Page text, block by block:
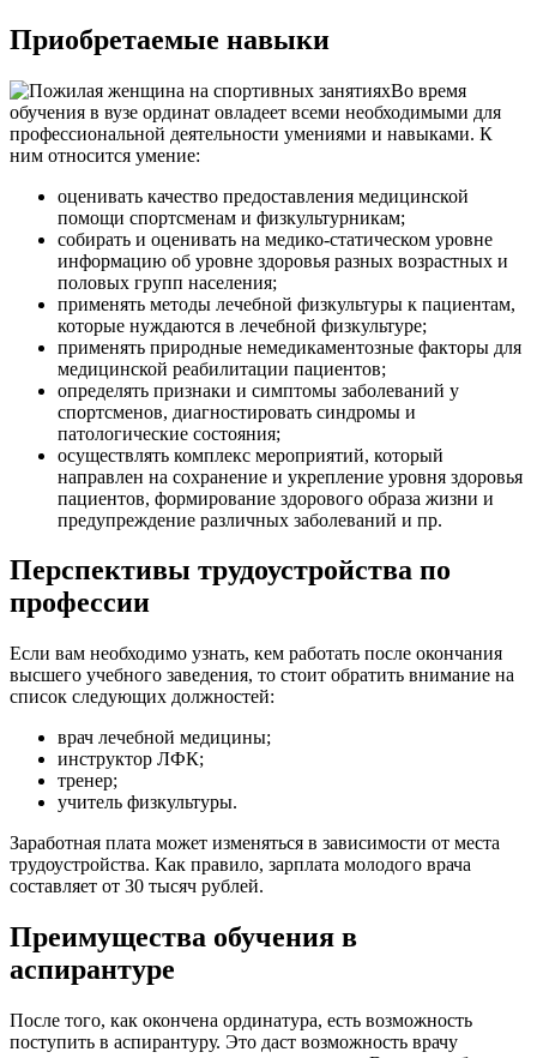
Приобретаемые навыки
Во время
обучения в вузе ординат овладеет всеми необходимыми для
профессиональной деятельности умениями и навыками. К
ним относится умение:
оценивать качество предоставления медицинской
помощи спортсменам и физкультурникам;
собирать и оценивать на медико-статическом уровне
информацию об уровне здоровья разных возрастных и
половых групп населения;
применять методы лечебной физкультуры к пациентам,
которые нуждаются в лечебной физкультуре;
применять природные немедикаментозные факторы для
медицинской реабилитации пациентов;
определять признаки и симптомы заболеваний у
спортсменов, диагностировать синдромы и
патологические состояния;
осуществлять комплекс мероприятий, который
направлен на сохранение и укрепление уровня здоровья
пациентов, формирование здорового образа жизни и
предупреждение различных заболеваний и пр.
Перспективы трудоустройства по
профессии
Если вам необходимо узнать, кем работать после окончания
высшего учебного заведения, то стоит обратить внимание на
список следующих должностей:
врач лечебной медицины;
инструктор ЛФК;
тренер;
учитель физкультуры.
Заработная плата может изменяться в зависимости от места
трудоустройства. Как правило, зарплата молодого врача
составляет от 30 тысяч рублей.
Преимущества обучения в
аспирантуре
После того, как окончена ординатура, есть возможность
поступить в аспирантуру. Это даст возможность врачу